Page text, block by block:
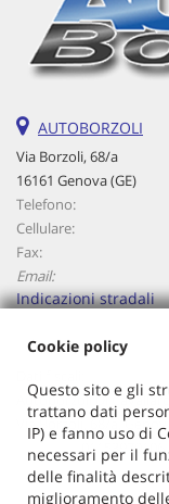
AUTOBORZOLI
Via Borzoli, 68/a
16161 Genova (GE)
Telefono:
Cellulare:
Fax:
Email:
Indicazioni stradali
Autoborzoli Di
Via Borzoli, 68/a,
C.F/P.IVA:01153970106
Registro delle imprese:
Cookie policy
Questo sito e gli
trattano dati
IP) e fanno uso di
necessari per il
delle finalità
miglioramento